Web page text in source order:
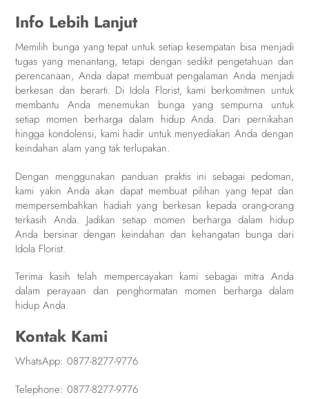
Info Lebih Lanjut
Memilih bunga yang tepat untuk setiap kesempatan bisa menjadi
tugas yang menantang, tetapi dengan sedikit pengetahuan dan
perencanaan, Anda dapat membuat pengalaman Anda menjadi
berkesan dan berarti. Di Idola Florist, kami berkomitmen untuk
membantu Anda menemukan bunga yang sempurna untuk
setiap momen berharga dalam hidup Anda. Dari pernikahan
hingga kondolensi, kami hadir untuk menyediakan Anda dengan
keindahan alam yang tak terlupakan.
Dengan menggunakan panduan praktis ini sebagai pedoman,
kami yakin Anda akan dapat membuat pilihan yang tepat dan
mempersembahkan hadiah yang berkesan kepada orang-orang
terkasih Anda. Jadikan setiap momen berharga dalam hidup
Anda bersinar dengan keindahan dan kehangatan bunga dari
Idola Florist.
Terima kasih telah mempercayakan kami sebagai mitra Anda
dalam perayaan dan penghormatan momen berharga dalam
hidup Anda.
Kontak Kami
WhatsApp:0877-8277-9776
Telephone:0877-8277-9776